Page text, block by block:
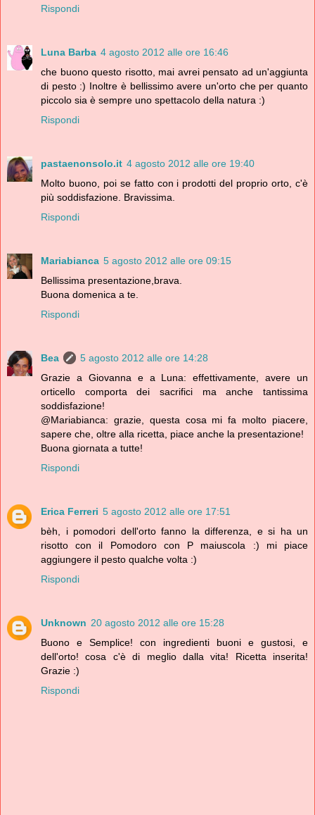
Rispondi
Luna Barba 4 agosto 2012 alle ore 16:46
che buono questo risotto, mai avrei pensato ad un'aggiunta
di pesto :) Inoltre è bellissimo avere un'orto che per quanto
piccolo sia è sempre uno spettacolo della natura :)
Rispondi
pastaenonsolo.it 4 agosto 2012 alle ore 19:40
Molto buono, poi se fatto con i prodotti del proprio orto, c'è
più soddisfazione. Bravissima.
Rispondi
Mariabianca 5 agosto 2012 alle ore 09:15
Bellissima presentazione,brava.
Buona domenica a te.
Rispondi
Bea
5 agosto 2012 alle ore 14:28
Grazie a Giovanna e a Luna: effettivamente, avere un
orticello comporta dei sacrifici ma anche tantissima
soddisfazione!
@Mariabianca: grazie, questa cosa mi fa molto piacere,
sapere che, oltre alla ricetta, piace anche la presentazione!
Buona giornata a tutte!
Rispondi
Erica Ferreri 5 agosto 2012 alle ore 17:51
bèh, i pomodori dell'orto fanno la differenza, e si ha un
risotto con il Pomodoro con P maiuscola :) mi piace
aggiungere il pesto qualche volta :)
Rispondi
Unknown 20 agosto 2012 alle ore 15:28
Buono e Semplice! con ingredienti buoni e gustosi, e
dell'orto! cosa c'è di meglio dalla vita! Ricetta inserita!
Grazie :)
Rispondi